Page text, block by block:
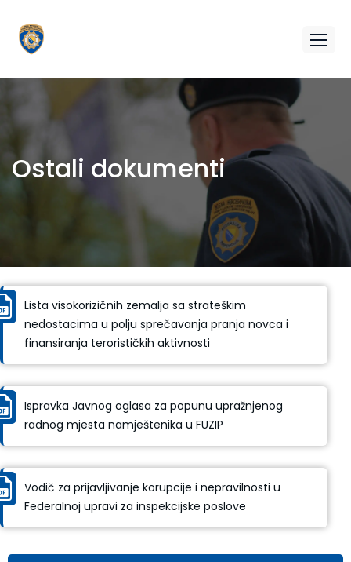
Ostali dokumenti
Lista visokorizičnih zemalja sa strateškim
nedostacima u polju sprečavanja pranja novca i
finansiranja terorističkih aktivnosti
Ispravka Javnog oglasa za popunu upražnjenog
radnog mjesta namještenika u FUZIP
Vodič za prijavljivanje korupcije i nepravilnosti u
Federalnoj upravi za inspekcijske poslove